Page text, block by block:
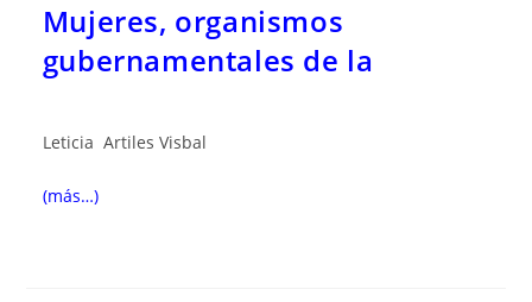
Mujeres, organismos
gubernamentales de la
Leticia Artiles Visbal
(más…)